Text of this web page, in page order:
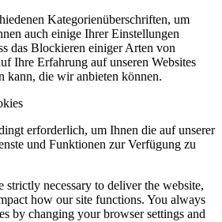
Kategorienüberschriften, um
auch einige Ihrer Einstellungen
das Blockieren einiger Arten von
Ihre Erfahrung auf unseren Websites
kann, die wir anbieten können.
erforderlich, um Ihnen die auf unserer
und Funktionen zur Verfügung zu
strictly necessary to deliver the website,
how our site functions. You always
by changing your browser settings and